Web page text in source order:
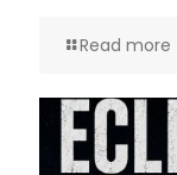
Read more